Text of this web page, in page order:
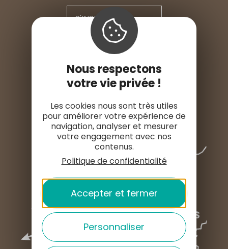
S'INSTALLER ICI
ESPACE PRO
ESPACE PRESSE
Nous respectons
votre vie privée !
Les cookies nous sont très utiles
pour améliorer votre expérience de
navigation, analyser et mesurer
votre engagement avec nos
contenus.
Politique de confidentialité
Accepter et fermer
Personnaliser